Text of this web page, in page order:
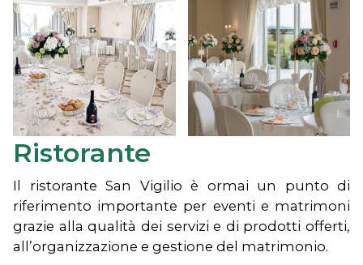
Ristorante
Il ristorante San Vigilio è ormai un punto di
riferimento importante per eventi e matrimoni
grazie alla qualità dei servizi e di prodotti offerti,
all’organizzazione e gestione del matrimonio.